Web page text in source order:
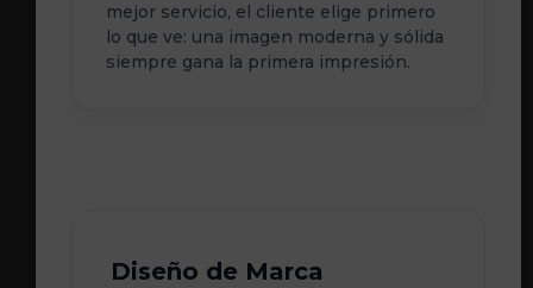
mejor servicio, el cliente elige primero
lo que ve: una imagen moderna y sólida
siempre gana la primera impresión.
Diseño de Marca